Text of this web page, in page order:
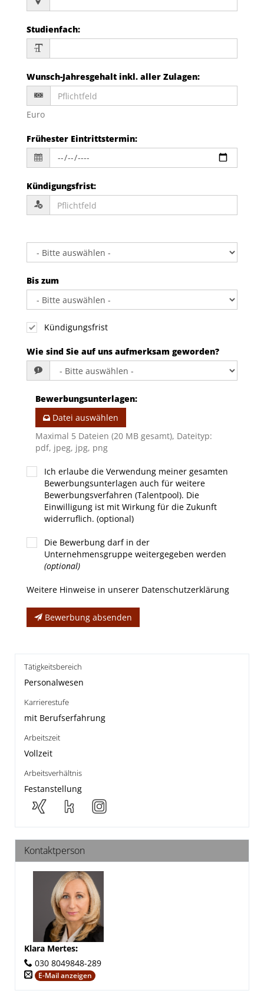
Studienfach:
Wunsch-Jahresgehalt inkl. aller Zulagen:
Euro
Frühester Eintrittstermin:
Kündigungsfrist:
Bis zum
Kündigungsfrist
Wie sind Sie auf uns aufmerksam geworden?
Bewerbungsunterlagen:
Datei auswählen
Maximal 5 Dateien (20 MB gesamt), Dateityp:
pdf, jpeg, jpg, png
Ich erlaube die Verwendung meiner gesamten
Bewerbungsunterlagen auch für weitere
Bewerbungsverfahren (Talentpool). Die
Einwilligung ist mit Wirkung für die Zukunft
widerruflich. (optional)
Die Bewerbung darf in der
Unternehmensgruppe weitergegeben werden
(optional)
Weitere Hinweise in unserer Datenschutzerklärung
Bewerbung absenden
Tätigkeitsbereich
Personalwesen
Karrierestufe
mit Berufserfahrung
Arbeitszeit
Vollzeit
Arbeitsverhältnis
Festanstellung
Kontaktperson
Klara Mertes:
030 8049848-289
E-Mail anzeigen